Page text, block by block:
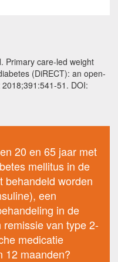
Primary care-led weight
(DiRECT): an open-
51. DOI:
20 en 65 jaar met
mellitus in de
behandeld worden
een
in de
van type 2-
medicatie
12 maanden?